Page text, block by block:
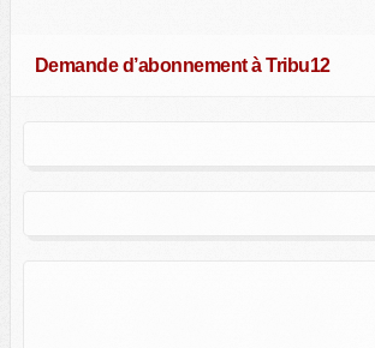
Demande d’abonnement à Tribu12